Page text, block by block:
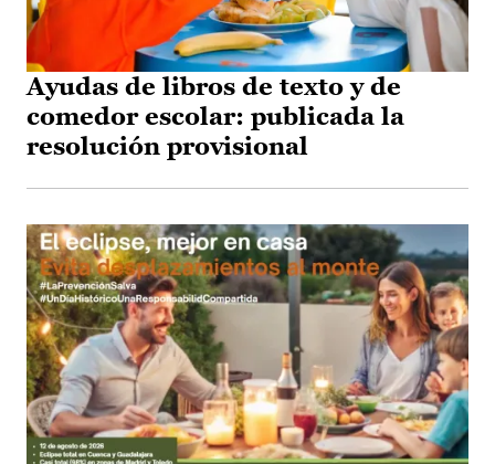
Ayudas de libros de texto y de
comedor escolar: publicada la
resolución provisional